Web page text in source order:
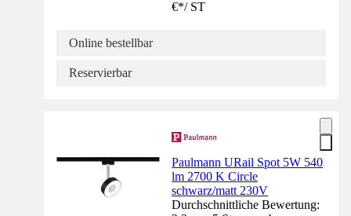
€*/ ST
Online bestellbar
Reservierbar
Paulmann URail Spot 5W 540
lm 2700 K Circle
schwarz/matt 230V
Durchschnittliche Bewertung: